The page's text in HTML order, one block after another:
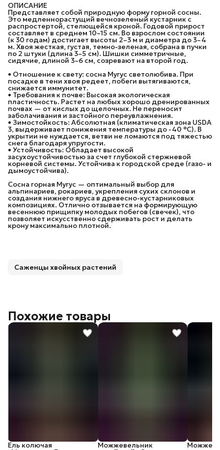
ОПИСАНИЕ
Представляет собой природную форму горной сосны.
Это медленнорастущий вечнозеленый кустарник с
распростертой, стелющейся кроной. Годовой прирост
составляет в среднем 10–15 см. Во взрослом состоянии
(к 30 годам) достигает высоты 2–3 м и диаметра до 3–4
м. Хвоя жесткая, густая, темно-зеленая, собрана в пучки
по 2 штуки (длина 3–5 см). Шишки симметричные,
сидячие, длиной 3–6 см, созревают на второй год.
• Отношение к свету: сосна Мугус светолюбива. При
посадке в тени хвоя редеет, побеги вытягиваются,
снижается иммунитет.
• Требования к почве: Высокая экологическая
пластичность. Растет на любых хорошо дренированных
почвах — от кислых до щелочных. Не переносит
заболачивания и застойного переувлажнения.
• Зимостойкость: Абсолютная (климатическая зона USDA
3, выдерживает понижения температуры до -40 °C). В
укрытии не нуждается, ветви не ломаются под тяжестью
снега благодаря упругости.
• Устойчивость: Обладает высокой
засухоустойчивостью за счет глубокой стержневой
корневой системы. Устойчива к городской среде (газо- и
дымоустойчива).
Сосна горная Мугус — оптимальный выбор для
альпинариев, рокариев, укрепления сухих склонов и
создания нижнего яруса в древесно-кустарниковых
композициях. Отлично отзывается на формирующую
весеннюю прищипку молодых побегов (свечек), что
позволяет искусственно сдерживать рост и делать
крону максимально плотной.
Саженцы хвойных растений
Похожие товары
Ель колючая Можжевельник